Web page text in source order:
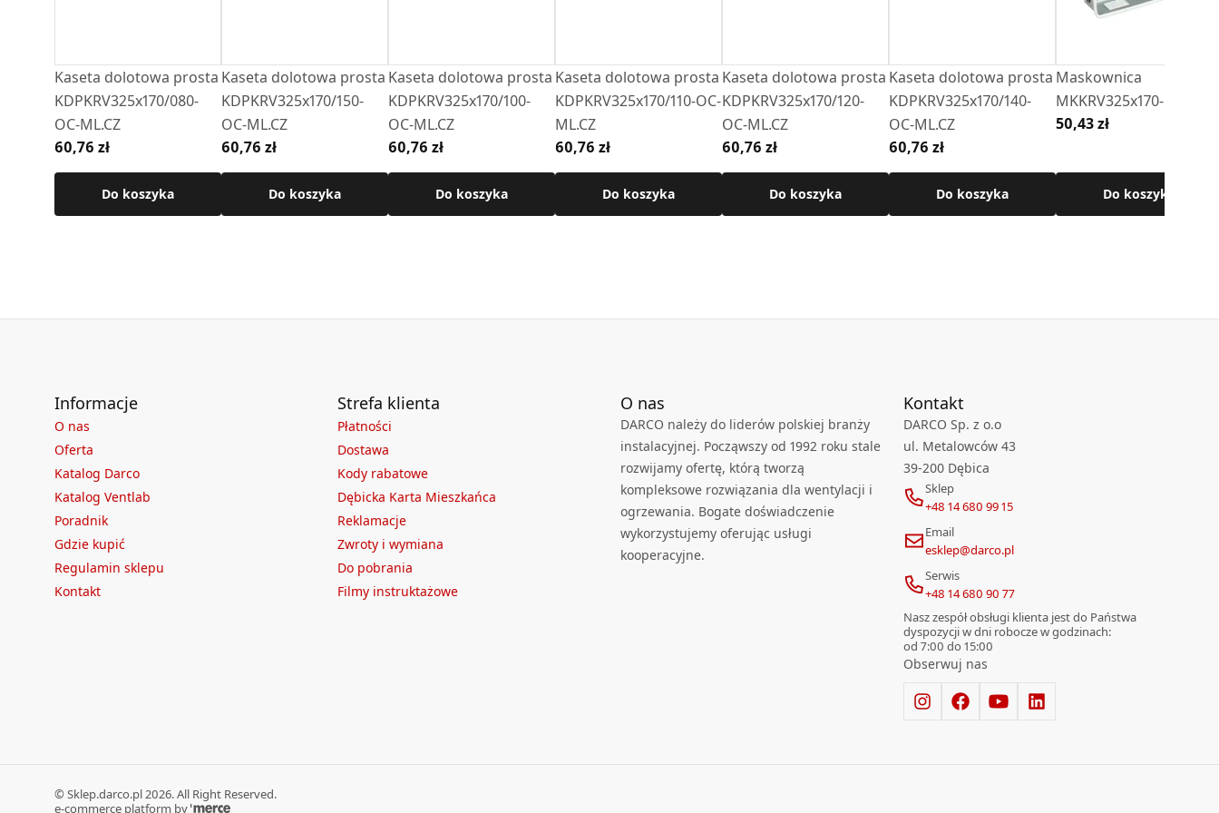
Kaseta dolotowa prosta
KDPKRV325x170/080-
OC-ML.CZ
60,76 zł
Do koszyka
Kaseta dolotowa prosta
KDPKRV325x170/150-
OC-ML.CZ
60,76 zł
Do koszyka
Kaseta dolotowa prosta
KDPKRV325x170/100-
OC-ML.CZ
60,76 zł
Do koszyka
Kaseta dolotowa prosta
KDPKRV325x170/110-OC-
ML.CZ
60,76 zł
Do koszyka
Kaseta dolotowa prosta
KDPKRV325x170/120-
OC-ML.CZ
60,76 zł
Do koszyka
Kaseta dolotowa prosta
KDPKRV325x170/140-
OC-ML.CZ
60,76 zł
Do koszyka
Maskownica
MKKRV325x170-ML-CZ
50,43 zł
Do koszyka
Informacje
O nas
Oferta
Katalog Darco
Katalog Ventlab
Poradnik
Gdzie kupić
Regulamin sklepu
Kontakt
Strefa klienta
Płatności
Dostawa
Kody rabatowe
Dębicka Karta Mieszkańca
Reklamacje
Zwroty i wymiana
Do pobrania
Filmy instruktażowe
O nas
DARCO należy do liderów polskiej branży
instalacyjnej. Począwszy od 1992 roku stale
rozwijamy ofertę, którą tworzą
kompleksowe rozwiązania dla wentylacji i
ogrzewania. Bogate doświadczenie
wykorzystujemy oferując usługi
kooperacyjne.
Kontakt
DARCO Sp. z o.o
ul. Metalowców 43
39-200 Dębica
Sklep
+48 14 680 99 15
Email
esklep@darco.pl
Serwis
+48 14 680 90 77
Nasz zespół obsługi klienta jest do Państwa
dyspozycji w dni robocze w godzinach:
od 7:00 do 15:00
Obserwuj nas
© Sklep.darco.pl 2026. All Right Reserved.
e-commerce platform by